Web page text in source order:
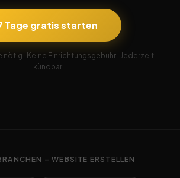
Tage gratis starten
· Keine Einrichtungsgebühr · Jederzeit
kündbar
– WEBSITE ERSTELLEN